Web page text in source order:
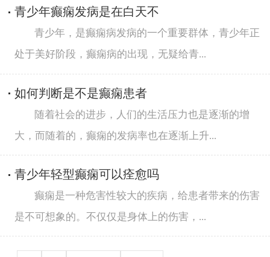
青少年癫痫发病是在白天不
青少年，是癫痫病发病的一个重要群体，青少年正
处于美好阶段，癫痫病的出现，无疑给青...
如何判断是不是癫痫患者
随着社会的进步，人们的生活压力也是逐渐的增
大，而随着的，癫痫的发病率也在逐渐上升...
青少年轻型癫痫可以痊愈吗
癫痫是一种危害性较大的疾病，给患者带来的伤害
是不可想象的。不仅仅是身体上的伤害，...